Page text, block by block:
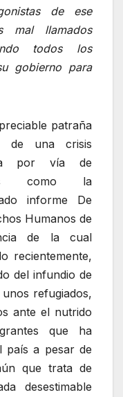
de ese
mal llamados
todos los
gobierno para
patraña
de una crisis
por vía de
como la
informe De
Humanos de
de la cual
recientemente,
del infundio de
refugiados,
ante el nutrido
que ha
país a pesar de
que trata de
desestimable